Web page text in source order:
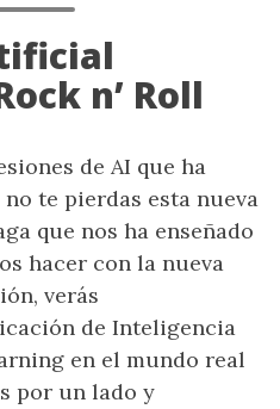
n’ Roll
de AI que ha
te pierdas esta nueva
que nos ha enseñado
hacer con la nueva
verás
de Inteligencia
en el mundo real
por un lado y